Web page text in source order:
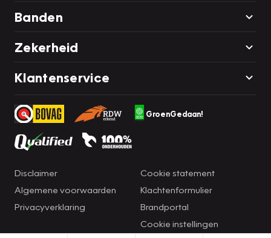
Banden
Zekerheid
Klantenservice
GroenGedaan!
Disclaimer
Algemene voorwaarden
Privacyverklaring
Cookie statement
Klachtenformulier
Brandportal
Cookie instellingen